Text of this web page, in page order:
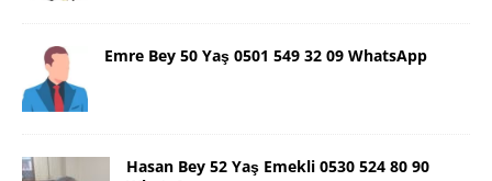
Emre Bey 50 Yaş 0501 549 32 09 WhatsApp
Hasan Bey 52 Yaş Emekli 0530 524 80 90